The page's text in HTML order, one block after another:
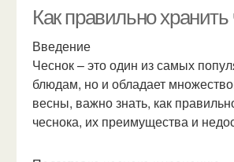
Как правильно
Введение
Чеснок – это один из самых
блюдам, но и обладает
весны, важно знать, как
чеснока, их преимущества и